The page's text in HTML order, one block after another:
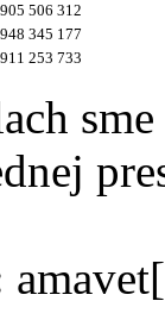
506 312
345 177
253 733